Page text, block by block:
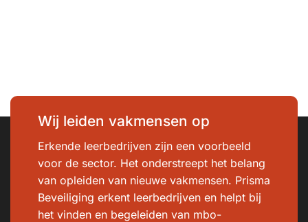
Wij leiden vakmensen op
Erkende leerbedrijven zijn een voorbeeld
voor de sector. Het onderstreept het belang
van opleiden van nieuwe vakmensen. Prisma
Beveiliging erkent leerbedrijven en helpt bij
het vinden en begeleiden van mbo-